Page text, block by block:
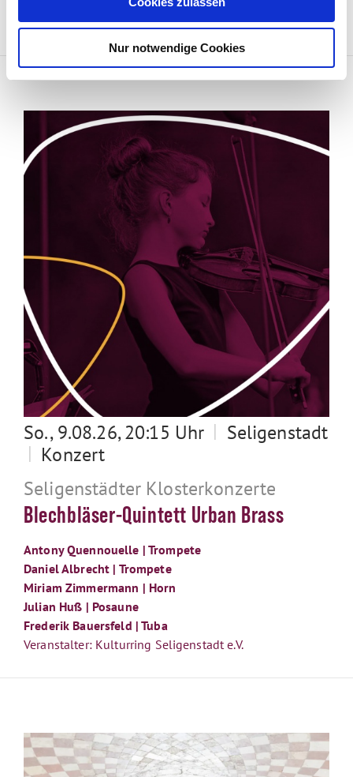
Nur notwendige Cookies
Veranstalter: Kulturring Seligenstadt e.V.
So., 9.08.26, 20:15 Uhr | Seligenstadt
| Konzert
Seligenstädter Klosterkonzerte
Blechbläser-Quintett Urban Brass
Antony Quennouelle | Trompete
Daniel Albrecht | Trompete
Miriam Zimmermann | Horn
Julian Huß | Posaune
Frederik Bauersfeld | Tuba
Veranstalter: Kulturring Seligenstadt e.V.